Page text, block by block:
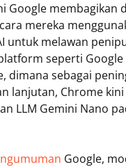
Google membagikan
mereka
untuk melawan
seperti Google
dimana sebagai
lanjutan, Chrome kini
LLM Gemini Nano
Google,